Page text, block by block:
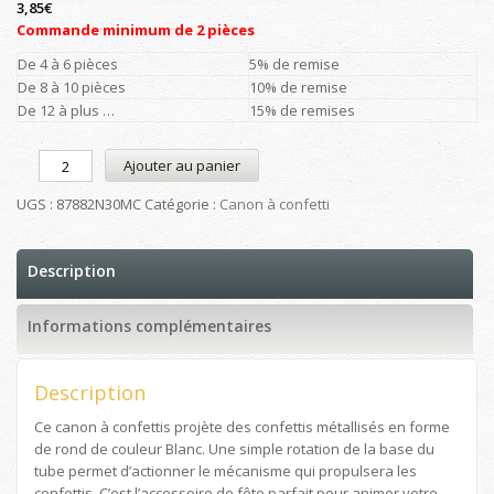
3,85€
Commande minimum de 2 pièces
De 4 à 6 pièces
5% de remise
De 8 à 10 pièces
10% de remise
De 12 à plus …
15% de remises
Ajouter au panier
UGS : 87882N30MC Catégorie : Canon à confetti
Description
Informations complémentaires
Description
Ce canon à confettis projète des confettis métallisés en forme
de rond de couleur Blanc. Une simple rotation de la base du
tube permet d’actionner le mécanisme qui propulsera les